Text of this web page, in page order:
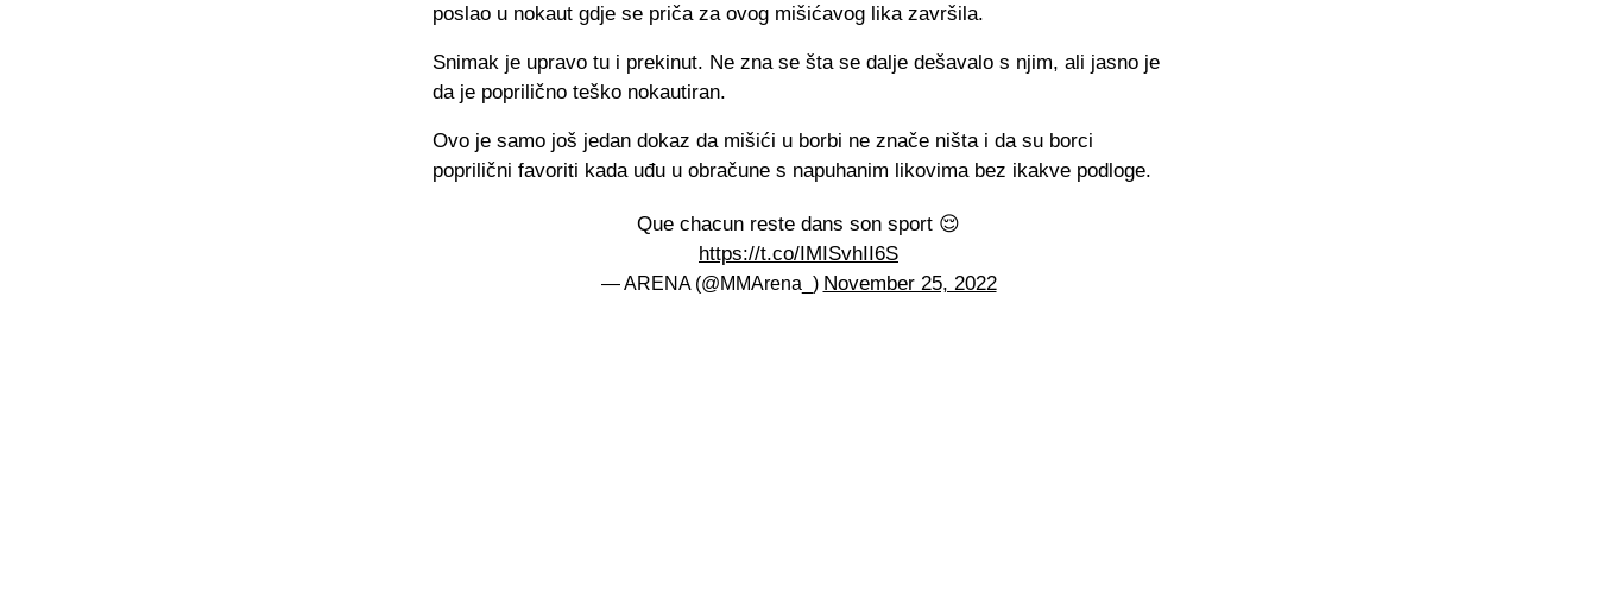
poslao u nokaut gdje se priča za ovog mišićavog lika završila.
Snimak je upravo tu i prekinut. Ne zna se šta se dalje dešavalo s njim, ali jasno je
da je poprilično teško nokautiran.
Ovo je samo još jedan dokaz da mišići u borbi ne znače ništa i da su borci
poprilični favoriti kada uđu u obračune s napuhanim likovima bez ikakve podloge.
Que chacun reste dans son sport 😌
https://t.co/IMISvhII6S
— ARENA (@MMArena_) November 25, 2022